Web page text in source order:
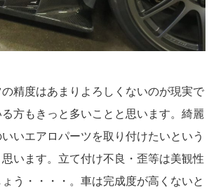
精度はあまりよろしくないのが現実で
方もきっと多いことと思います。綺麗
いエアロパーツを取り付けたいという
います。立て付け不良・歪等は美観性
う・・・・。車は完成度が高くないと